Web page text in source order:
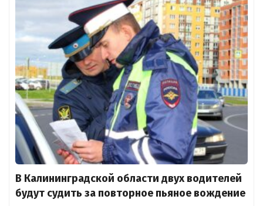
В Калининградской области двух водителей
будут судить за повторное пьяное вождение